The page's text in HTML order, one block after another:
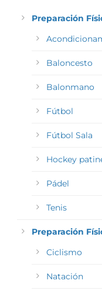
Preparación
Baloncesto
Balonmano
Fútbol
Fútbol Sala
Hockey
Pádel
Tenis
Preparación
Ciclismo
Natación